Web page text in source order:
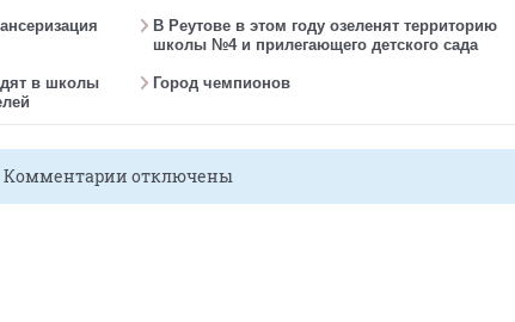
В Реутове в этом году озеленят территорию
школы №4 и прилегающего детского сада
в школы
Город чемпионов
Комментарии отключены